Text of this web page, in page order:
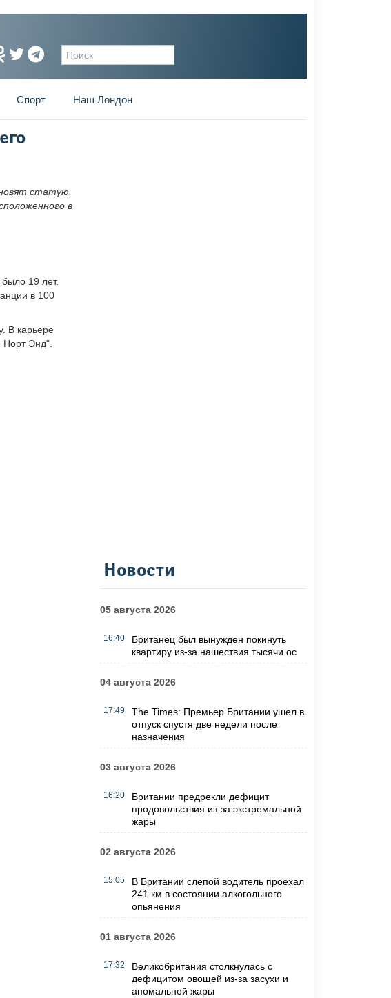
Форма поиска
Спорт Наш Лондон
статую.
в
19 лет.
в 100
В карьере
Энд".
Новости
05 августа 2026
16:40
Британец был вынужден покинуть
квартиру из-за нашествия тысячи ос
04 августа 2026
17:49
The Times: Премьер Британии ушел в
отпуск спустя две недели после
назначения
03 августа 2026
16:20
Британии предрекли дефицит
продовольствия из-за экстремальной
жары
02 августа 2026
15:05
В Британии слепой водитель проехал
241 км в состоянии алкогольного
опьянения
01 августа 2026
17:32
Великобритания столкнулась с
дефицитом овощей из-за засухи и
аномальной жары